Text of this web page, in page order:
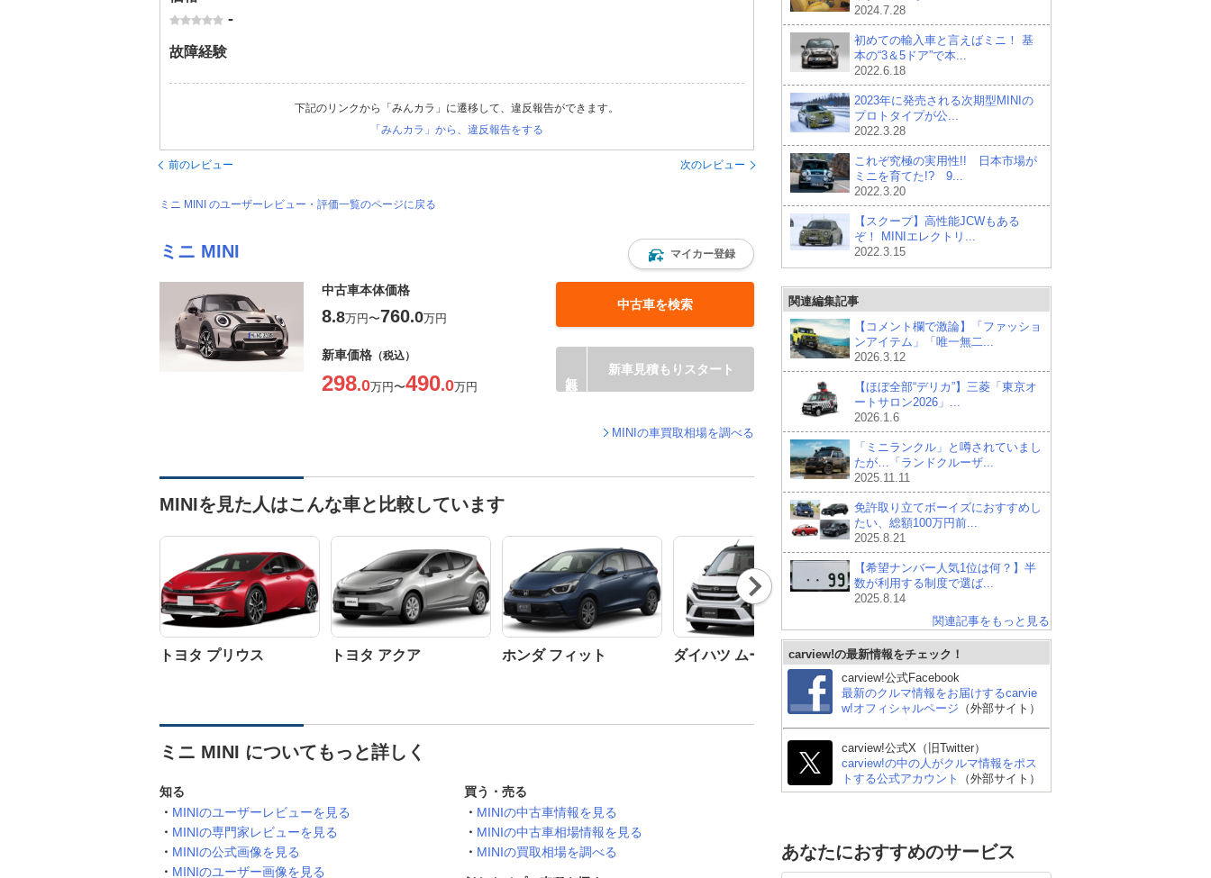
-
故障経験
下記のリンクから「みんカラ」に遷移して、違反報告ができます。
「みんカラ」から、違反報告をする
前のレビュー 次のレビュー
ミニ MINI のユーザーレビュー・評価一覧のページに戻る
ミニ MINI マイカー登録
中古車本体価格
8.8万円〜760.0万円
中古車を検索
新車価格 （税込）
298.0万円〜490.0万円
新車見積もりスタート
MINIの車買取相場を調べる
MINIを見た人はこんな車と比較しています
トヨタ プリウス トヨタ アクア ホンダ フィット ダイハツ ムーヴ トヨタ ヤリス
Nex
t
ミニ MINI についてもっと詳しく
知る
MINIのユーザーレビューを見る
MINIの専門家レビューを見る
MINIの公式画像を見る
MINIのユーザー画像を見る
買う・売る
MINIの中古車情報を見る
MINIの中古車相場情報を見る
MINIの買取相場を調べる
2024.7.28
初めての輸入車と言えばミニ！ 基
本の“3＆5ドア”で本...
2022.6.18
2023年に発売される次期型MINIの
プロトタイプが公...
2022.3.28
これぞ究極の実用性!! 日本市場が
ミニを育てた!? 9...
2022.3.20
【スクープ】高性能JCWもある
ぞ！ MINIエレクトリ...
2022.3.15
関連編集記事
【コメント欄で激論】「ファッショ
ンアイテム」「唯一無二...
2026.3.12
【ほぼ全部“デリカ”】三菱「東京オ
ートサロン2026」...
2026.1.6
「ミニランクル」と噂されていまし
たが…「ランドクルーザ...
2025.11.11
免許取り立てボーイズにおすすめし
たい、総額100万円前...
2025.8.21
【希望ナンバー人気1位は何？】半
数が利用する制度で選ば...
2025.8.14
関連記事をもっと見る
carview!の最新情報をチェック！
carview!公式Facebook
最新のクルマ情報をお届けするcarvie
w!オフィシャルページ （外部サイト）
carview!公式X（旧Twitter）
carview!の中の人がクルマ情報をポス
トする公式アカウント
（外部サイト）
あなたにおすすめのサービス